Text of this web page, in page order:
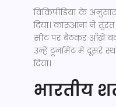
विकिपीडिया के
दिया। कारूआना ने
सीट पर बैठकर आँखें
उन्हें टूर्नामेंट में दूसरे
दिया।
भारतीय